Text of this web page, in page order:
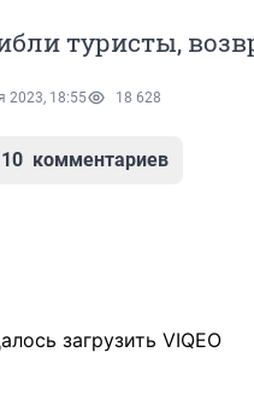
туристы,
2023, 18:55 18 628
10 комментариев
загрузить VIQEO